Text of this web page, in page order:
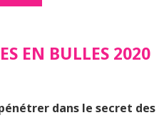
EN BULLES 2020
dans le secret